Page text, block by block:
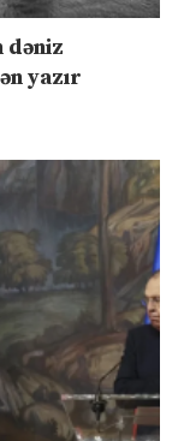
dəniz
yazır